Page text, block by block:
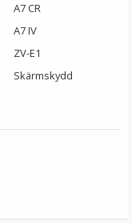
A7 CR
A7 IV
ZV-E1
Skärmskydd